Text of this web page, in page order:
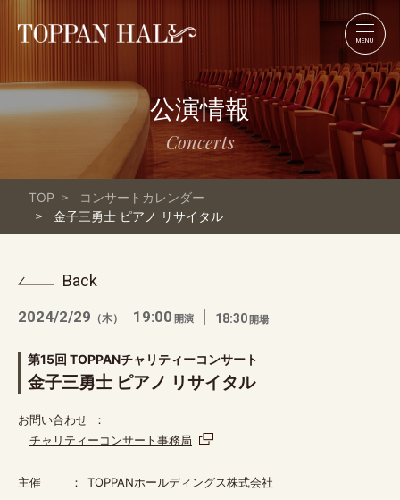
MENU
公演情報
Concerts
TOP
コンサートカレンダー
金子三勇士 ピアノ リサイタル
Back
2024/2/29 （木） 19:00 開演 18:30 開場
第15回 TOPPANチャリティーコンサート
金子三勇士 ピアノ リサイタル
お問い合わせ
チャリティーコンサート事務局
主催 TOPPANホールディングス株式会社